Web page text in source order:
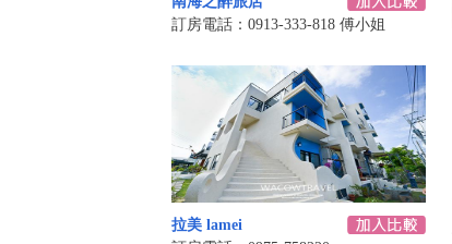
訂房電話：0913-333-818 傅小姐
拉美 lamei